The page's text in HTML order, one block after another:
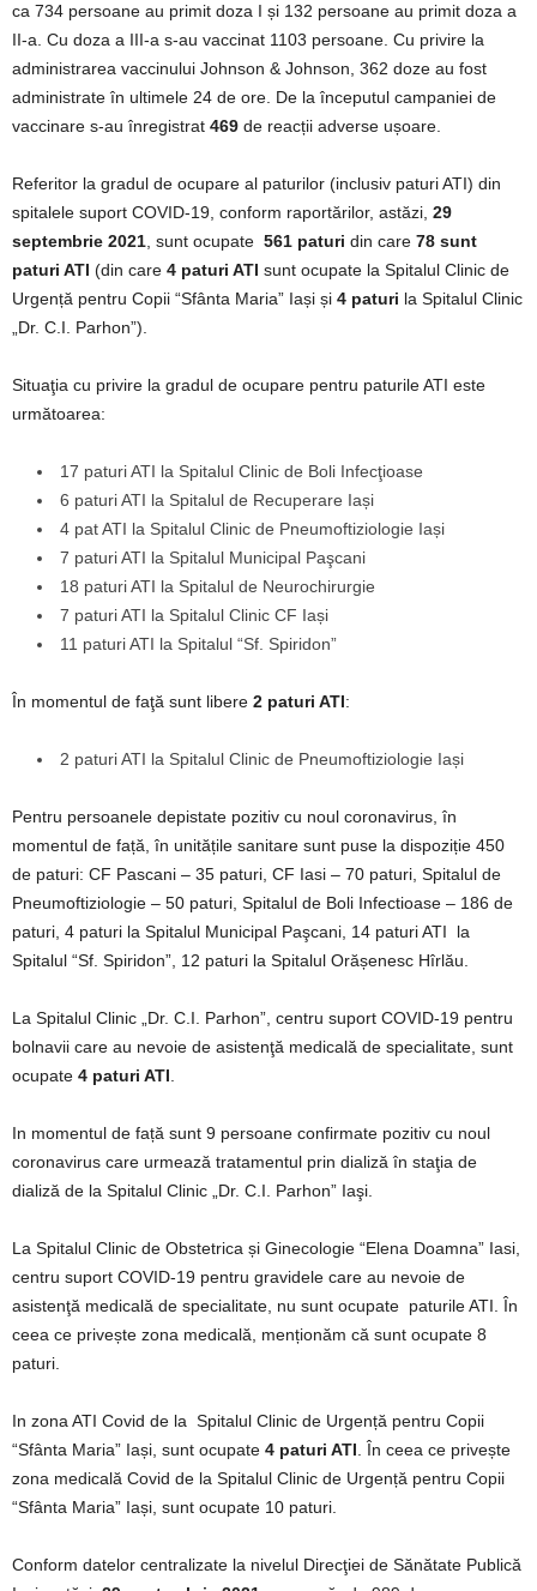
ca 734 persoane au primit doza I și 132 persoane au primit doza a
II-a. Cu doza a III-a s-au vaccinat 1103 persoane. Cu privire la
administrarea vaccinului Johnson & Johnson, 362 doze au fost
administrate în ultimele 24 de ore. De la începutul campaniei de
vaccinare s-au înregistrat 469 de reacții adverse ușoare.
Referitor la gradul de ocupare al paturilor (inclusiv paturi ATI) din
spitalele suport COVID-19, conform raportărilor, astăzi, 29
septembrie 2021 , sunt ocupate 561 paturi din care 78 sunt
paturi ATI (din care 4 paturi ATI sunt ocupate la Spitalul Clinic de
Urgență pentru Copii “Sfânta Maria” Iași și 4 paturi la Spitalul Clinic
„Dr. C.I. Parhon”).
Situaţia cu privire la gradul de ocupare pentru paturile ATI este
următoarea:
17 paturi ATI la Spitalul Clinic de Boli Infecţioase
6 paturi ATI la Spitalul de Recuperare Iași
4 pat ATI la Spitalul Clinic de Pneumoftiziologie Iași
7 paturi ATI la Spitalul Municipal Paşcani
18 paturi ATI la Spitalul de Neurochirurgie
7 paturi ATI la Spitalul Clinic CF Iași
11 paturi ATI la Spitalul “Sf. Spiridon”
În momentul de faţă sunt libere 2 paturi ATI:
2 paturi ATI la Spitalul Clinic de Pneumoftiziologie Iași
Pentru persoanele depistate pozitiv cu noul coronavirus, în
momentul de față, în unitățile sanitare sunt puse la dispoziție 450
de paturi: CF Pascani – 35 paturi, CF Iasi – 70 paturi, Spitalul de
Pneumoftiziologie – 50 paturi, Spitalul de Boli Infectioase – 186 de
paturi, 4 paturi la Spitalul Municipal Paşcani, 14 paturi ATI la
Spitalul “Sf. Spiridon”, 12 paturi la Spitalul Orășenesc Hîrlău.
La Spitalul Clinic „Dr. C.I. Parhon”, centru suport COVID-19 pentru
bolnavii care au nevoie de asistenţă medicală de specialitate, sunt
ocupate 4 paturi ATI
In momentul de față sunt 9 persoane confirmate pozitiv cu noul
coronavirus care urmează tratamentul prin dializă în staţia de
dializă de la Spitalul Clinic „Dr. C.I. Parhon” Iaşi.
La Spitalul Clinic de Obstetrica și Ginecologie “Elena Doamna” Iasi,
centru suport COVID-19 pentru gravidele care au nevoie de
asistenţă medicală de specialitate, nu sunt ocupate paturile ATI. În
ceea ce privește zona medicală, menționăm că sunt ocupate 8
paturi.
In zona ATI Covid de la Spitalul Clinic de Urgență pentru Copii
“Sfânta Maria” Iași, sunt ocupate 4 paturi ATI . În ceea ce privește
zona medicală Covid de la Spitalul Clinic de Urgență pentru Copii
“Sfânta Maria” Iași, sunt ocupate 10 paturi.
Conform datelor centralizate la nivelul Direcţiei de Sănătate Publică